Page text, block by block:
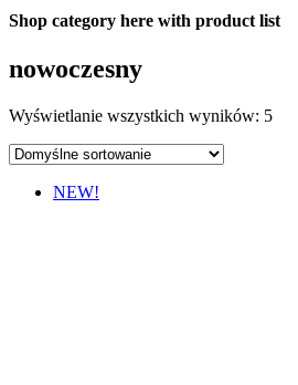
Shop category here with product list
nowoczesny
Wyświetlanie wszystkich wyników: 5
NEW!